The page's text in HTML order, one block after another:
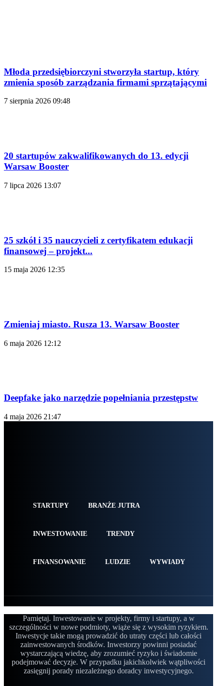
Młoda przedsiębiorczyni stworzyła startup, który
zmienia sposób zarządzania firmami sprzątającymi
7 sierpnia 2026 09:48
20 startupów zakwalifikowanych do 13. edycji
Warsaw Booster
7 lipca 2026 13:07
25 szkół i 35 nauczycieli z certyfikatem edukacji
finansowej – projekt...
15 maja 2026 12:35
Zmieniaj miasto. Rusza 13. Warsaw Booster
6 maja 2026 12:12
Deepfake jako narzędzie popełniania przestępstw
4 maja 2026 21:47
STARTUPY BRANŻE JUTRA
INWESTOWANIE TRENDY
FINANSOWANIE LUDZIE WYWIADY
Pamiętaj. Inwestowanie w projekty, firmy i startupy, a w
szczególności w nowe podmioty, wiąże się z wysokim ryzykiem.
Inwestycje takie mogą prowadzić do utraty części lub całości
zainwestowanych środków. Inwestorzy powinni posiadać
wystarczającą wiedzę, aby zrozumieć ryzyko i świadomie
podejmować decyzje. W przypadku jakichkolwiek wątpliwości
zasięgnij porady niezależnego doradcy inwestycyjnego.